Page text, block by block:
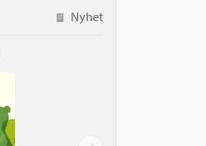
Nyhet